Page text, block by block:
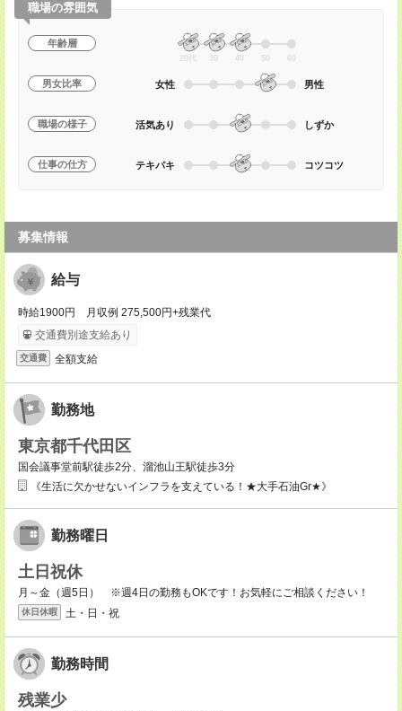
職場の雰囲気
年齢層
20代 30 40 50 60
男女比率 女性 男性
職場の様子 活気あり しずか
仕事の仕方 テキパキ コツコツ
募集情報
給与
時給1900円 月収例 275,500円+残業代
交通費別途支給あり
交通費 全額支給
勤務地
東京都千代田区
国会議事堂前駅徒歩2分、溜池山王駅徒歩3分
《生活に欠かせないインフラを支えている！★大手石油Gr★》
勤務曜日
土日祝休
月～金（週5日） ※週4日の勤務もOKです！お気軽にご相談ください！
休日休暇 土・日・祝
勤務時間
残業少